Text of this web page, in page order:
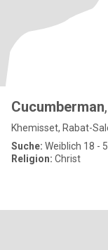
Cucumberman
Khemisset, Rabat-
Suche: Weiblich 18 -
Religion: Christ